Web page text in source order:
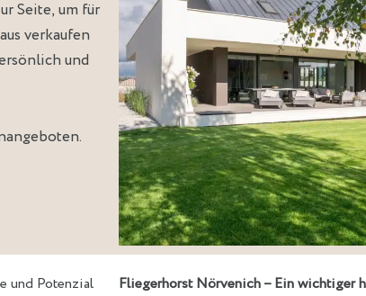
Seite, um für
verkaufen
und
.
und Potenzial Fliegerhorst Nörvenich – Ein wichtiger